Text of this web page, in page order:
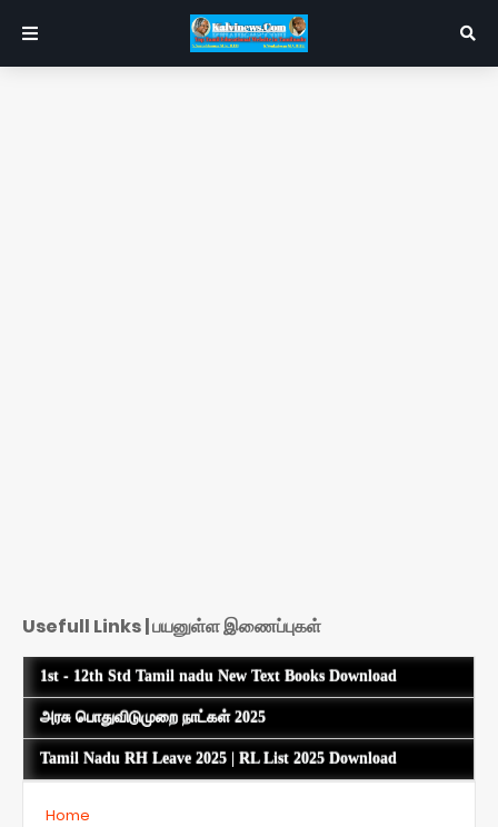
Usefull Links | பயனுள்ள இணைப்புகள்
1st - 12th Std Tamil nadu New Text Books Download
அரசு பொதுவிடுமுறை நாட்கள் 2025
Tamil Nadu RH Leave 2025 | RL List 2025 Download
Home